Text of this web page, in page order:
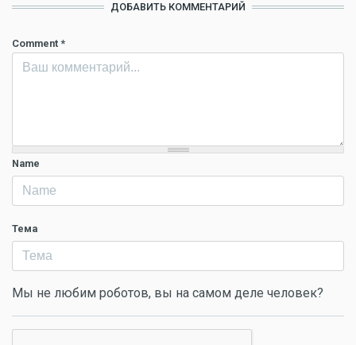
ДОБАВИТЬ КОММЕНТАРИЙ
Comment *
Name
Тема
Мы не любим роботов, вы на самом деле человек?